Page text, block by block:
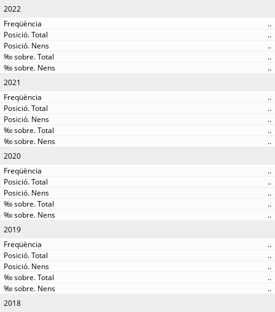
2022
..
..
..
..
..
2021
..
..
..
..
..
2020
..
..
..
..
..
2019
..
..
..
..
..
2018